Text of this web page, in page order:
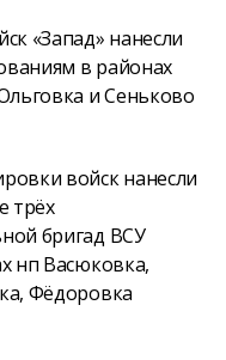
«Запад» нанесли
в районах
и Сеньково
войск нанесли
трёх
бригад ВСУ
нп Васюковка,
Фёдоровка